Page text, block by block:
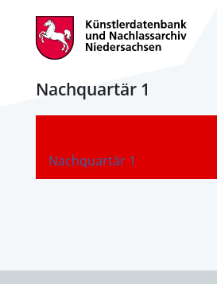
Nachquartär 1
Nachquartär 1